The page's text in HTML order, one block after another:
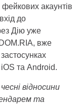
акаунтів
до
Дію уже
вже
iOS та Android.
відносини
та